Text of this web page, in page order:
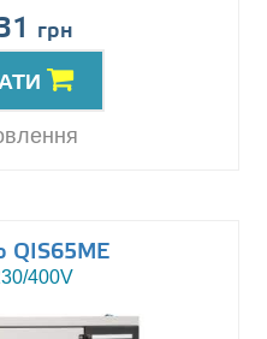
грн
QIS65ME
400V